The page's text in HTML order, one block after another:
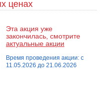
ценах
Эта акция уже
закончилась, смотрите
актуальные акции
Время проведения акции: с
11.05.2026 до 21.06.2026